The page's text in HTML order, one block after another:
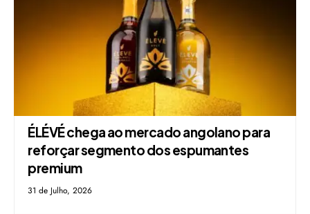
ÉLÉVÉ chega ao mercado angolano para
reforçar segmento dos espumantes
premium
31 de Julho, 2026